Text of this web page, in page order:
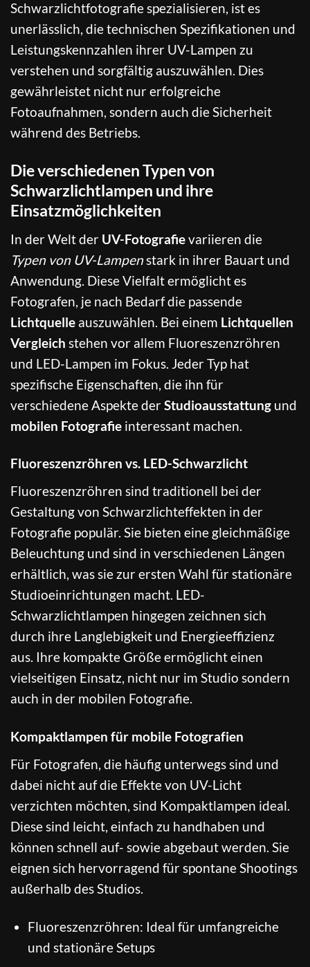
Schwarzlichtfotografie spezialisieren, ist es
unerlässlich, die technischen Spezifikationen und
Leistungskennzahlen ihrer UV-Lampen zu
verstehen und sorgfältig auszuwählen. Dies
gewährleistet nicht nur erfolgreiche
Fotoaufnahmen, sondern auch die Sicherheit
während des Betriebs.
Die verschiedenen Typen von
Schwarzlichtlampen und ihre
Einsatzmöglichkeiten
In der Welt der UV-Fotografievariieren die
Typen von UV-Lampenstark in ihrer Bauart und
Anwendung. Diese Vielfalt ermöglicht es
Fotografen, je nach Bedarf die passende
Lichtquelle auszuwählen. Bei einem Lichtquellen
Vergleich stehen vor allem Fluoreszenzröhren
und LED-Lampen im Fokus. Jeder Typ hat
spezifische Eigenschaften, die ihn für
verschiedene Aspekte derStudioausstattung und
mobilen Fotografie interessant machen.
Fluoreszenzröhren vs. LED-Schwarzlicht
Fluoreszenzröhren sind traditionell bei der
Gestaltung von Schwarzlichteffekten in der
Fotografie populär. Sie bieten eine gleichmäßige
Beleuchtung und sind in verschiedenen Längen
erhältlich, was sie zur ersten Wahl für stationäre
Studioeinrichtungen macht. LED-
Schwarzlichtlampen hingegen zeichnen sich
durch ihre Langlebigkeit und Energieeffizienz
aus. Ihre kompakte Größe ermöglicht einen
vielseitigen Einsatz, nicht nur im Studio sondern
auch in der mobilen Fotografie.
Kompaktlampen für mobile Fotografien
Für Fotografen, die häufig unterwegs sind und
dabei nicht auf die Effekte von UV-Licht
verzichten möchten, sind Kompaktlampen ideal.
Diese sind leicht, einfach zu handhaben und
können schnell auf- sowie abgebaut werden. Sie
eignen sich hervorragend für spontane Shootings
außerhalb des Studios.
Fluoreszenzröhren: Ideal für umfangreiche
und stationäre Setups